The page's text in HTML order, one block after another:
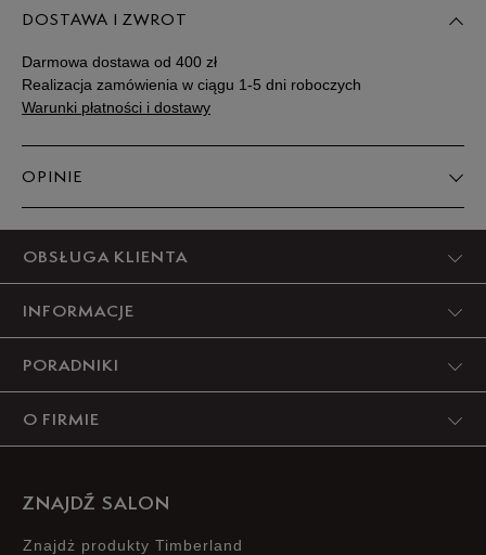
DOSTAWA I ZWROT
Darmowa dostawa od 400 zł
Realizacja zamówienia w ciągu 1-5 dni roboczych
Warunki płatności i dostawy
OPINIE
OBSŁUGA KLIENTA
INFORMACJE
PORADNIKI
O FIRMIE
ZNAJDŹ SALON
Znajdż produkty Timberland